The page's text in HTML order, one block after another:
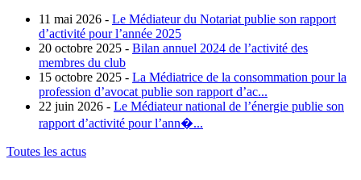
11 mai 2026 - Le Médiateur du Notariat publie son rapport
d’activité pour l’année 2025
20 octobre 2025 - Bilan annuel 2024 de l’activité des
membres du club
15 octobre 2025 - La Médiatrice de la consommation pour la
profession d’avocat publie son rapport d’ac...
22 juin 2026 - Le Médiateur national de l’énergie publie son
rapport d’activité pour l’ann�...
Toutes les actus